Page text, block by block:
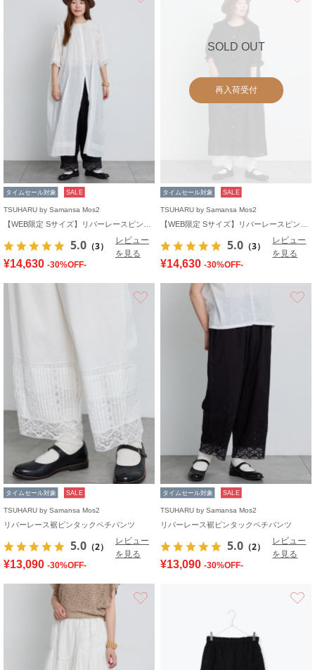
タイムセール対象 SALE
TSUHARU by Samansa Mos2
5.0 （3）
レビュー
を見る
¥14,630 -30%OFF-
SOLD OUT
再入荷受付
タイムセール対象 SALE
TSUHARU by Samansa Mos2
5.0 （3）
レビュー
を見る
¥14,630 -30%OFF-
お気に入り
タイムセール対象 SALE
TSUHARU by Samansa Mos2
リバーレース裾ピンタックペチパンツ
5.0 （2）
レビュー
を見る
¥13,090 -30%OFF-
タイムセール対象 SALE
TSUHARU by Samansa Mos2
リバーレース裾ピンタックペチパンツ
5.0 （2）
レビュー
を見る
¥13,090 -30%OFF-